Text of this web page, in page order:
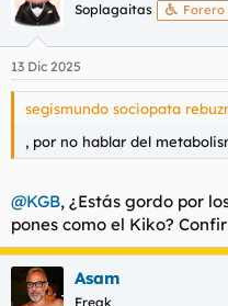
Soplagaitas Forero
13 Dic 2025
segismundo sociopata
, por no hablar del
@KGB, ¿Estás gordo por
pones como el Kiko?
Asam
Freak